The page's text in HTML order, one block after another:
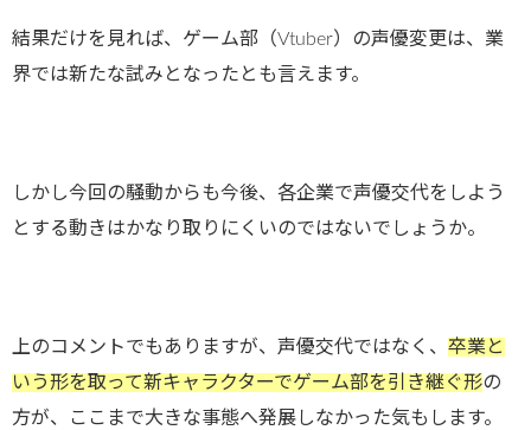
結果だけを見れば、ゲーム部（Vtuber）の声優変更は、業
界では新たな試みとなったとも言えます。
しかし今回の騒動からも今後、各企業で声優交代をしよう
とする動きはかなり取りにくいのではないでしょうか。
上のコメントでもありますが、声優交代ではなく、 卒業と
いう形を取って新キャラクターでゲーム部を引き継ぐ形の
方が、ここまで大きな事態へ発展しなかった気もします。